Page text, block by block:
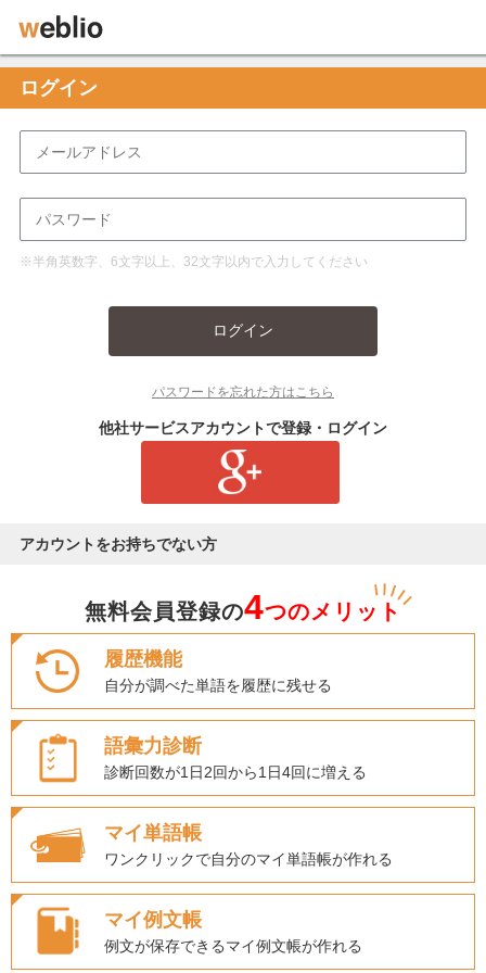
ログイン
※半角英数字、6文字以上、32文字以内で入力してください
ログイン
パスワードを忘れた方はこちら
他社サービスアカウントで登録・ログイン
アカウントをお持ちでない方
無料会員登録の4つのメリット
履歴機能
自分が調べた単語を履歴に残せる
語彙力診断
診断回数が1日2回から1日4回に増える
マイ単語帳
ワンクリックで自分のマイ単語帳が作れる
マイ例文帳
例文が保存できるマイ例文帳が作れる